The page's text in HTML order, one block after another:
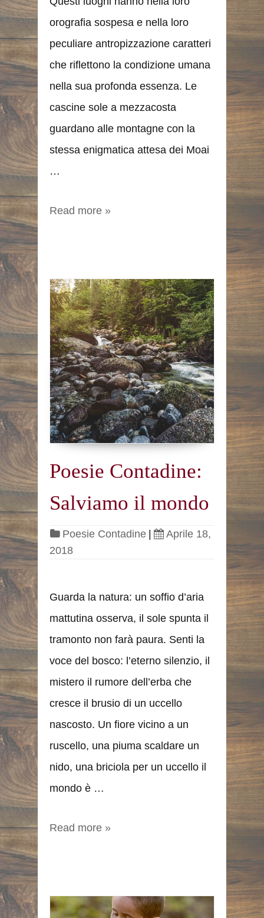
orografia sospesa e nella loro
peculiare antropizzazione caratteri
che riflettono la condizione umana
nella sua profonda essenza. Le
cascine sole a mezzacosta
guardano alle montagne con la
stessa enigmatica attesa dei Moai
…
Read more »
Poesie Contadine:
Salviamo il mondo
Poesie Contadine |
Aprile 18,
2018
Guarda la natura: un soffio d’aria
mattutina osserva, il sole spunta il
tramonto non farà paura. Senti la
voce del bosco: l’eterno silenzio, il
mistero il rumore dell’erba che
cresce il brusio di un uccello
nascosto. Un fiore vicino a un
ruscello, una piuma scaldare un
nido, una briciola per un uccello il
mondo è …
Read more »